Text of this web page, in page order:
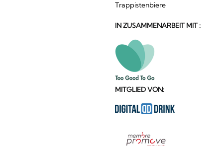
Trappistenbiere
IN ZUSAMMENARBEIT MIT :
MITGLIED VON: